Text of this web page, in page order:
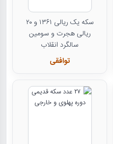
سکه یک ریالی ۱۳۶۱ و ۲۰
ریالی هجرت و سومین
سالگرد انقلاب
توافقی